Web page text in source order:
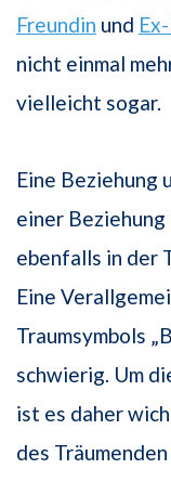
Freundin und
nicht einmal
vielleicht sogar.
Eine Beziehung
einer
ebenfalls in der
Eine
Traumsymbols
schwierig. Um
ist es daher
des